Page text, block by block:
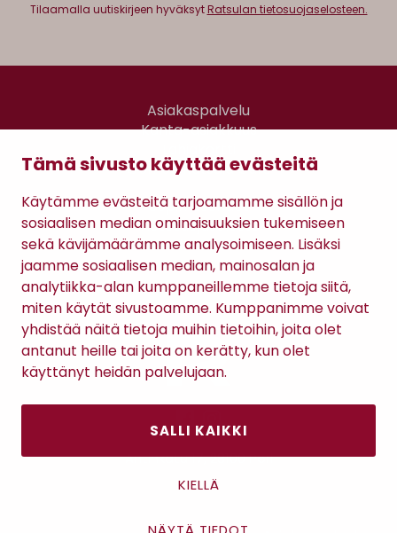
Tämä sivusto käyttää evästeitä
Käytämme evästeitä tarjoamamme sisällön ja
sosiaalisen median ominaisuuksien tukemiseen
sekä kävijämäärämme analysoimiseen. Lisäksi
jaamme sosiaalisen median, mainosalan ja
analytiikka-alan kumppaneillemme tietoja siitä,
miten käytät sivustoamme. Kumppanimme voivat
yhdistää näitä tietoja muihin tietoihin, joita olet
antanut heille tai joita on kerätty, kun olet
käyttänyt heidän palvelujaan.
SALLI KAIKKI
KIELLÄ
Tilaamalla uutiskirjeen hyväksytRatsulan tietosuojaselosteen.
Asiakaspalvelu
Kanta-asiakkuus
Gomee Ratsula Café
Antinkatu 17, 28100 Pori
Sopimusehdot
Tietosuojaseloste
Maksutavat